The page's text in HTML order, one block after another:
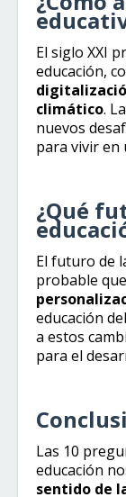
El siglo XXI
educación,
climático.
nuevos
para vivir en
¿Qué
El futuro de
probable
educación
a estos
para el
Las 10
educación
sentido de